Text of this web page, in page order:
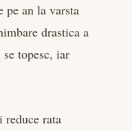
pe an la varsta
drastica a
topesc, iar
reduce rata